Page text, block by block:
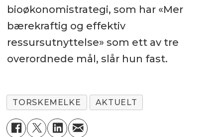
bioøkonomistrategi, som har «Mer
bærekraftig og effektiv
ressursutnyttelse» som ett av tre
overordnede mål, slår hun fast.
TORSKEMELKE AKTUELT